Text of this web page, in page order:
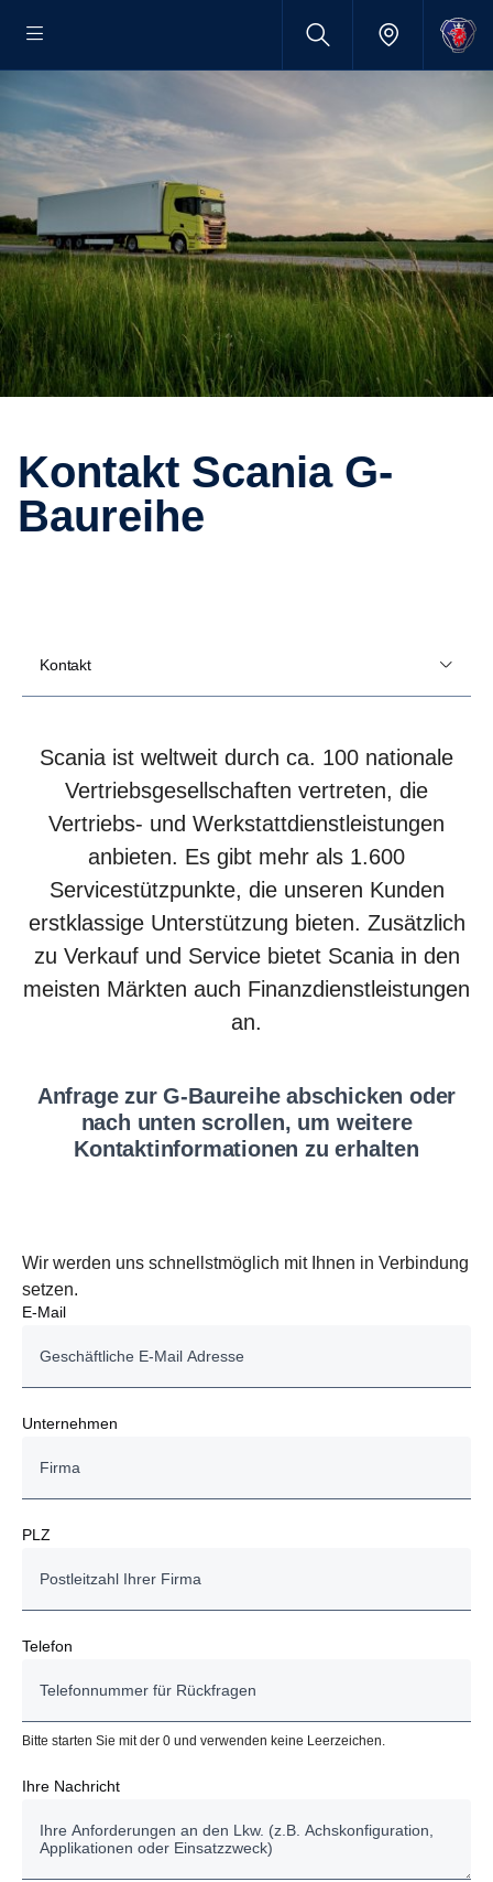
Kontakt Scania G-
Baureihe
Kontakt
Scania ist weltweit durch ca. 100 nationale
Vertriebsgesellschaften vertreten, die
Vertriebs- und Werkstattdienstleistungen
anbieten. Es gibt mehr als 1.600
Servicestützpunkte, die unseren Kunden
erstklassige Unterstützung bieten. Zusätzlich
zu Verkauf und Service bietet Scania in den
meisten Märkten auch Finanzdienstleistungen
an.
Anfrage zur G-Baureihe abschicken oder
nach unten scrollen, um weitere
Kontaktinformationen zu erhalten
Wir werden uns schnellstmöglich mit Ihnen in Verbindung
setzen.
E-Mail
Unternehmen
PLZ
Telefon
Bitte starten Sie mit der 0 und verwenden keine Leerzeichen.
Ihre Nachricht